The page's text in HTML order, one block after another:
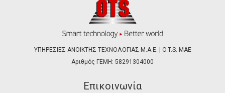
ΥΠΗΡΕΣΙΕΣ ΑΝΟΙΚΤΗΣ ΤΕΧΝΟΛΟΓΙΑΣ Μ.Α.Ε. | O.T.S. ΜΑΕ
Αριθμός ΓΕΜΗ: 58291304000
Επικοινωνία